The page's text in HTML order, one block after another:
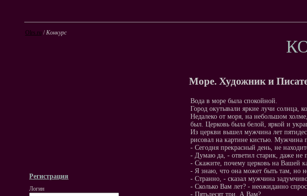
Olrs.ru /Конкурс
Регистрация
Логин
Море. Художник и
Вода в море была спокойной.
Город окутывали яркие лучи солнца,
Недалеко от моря, на небольшом
был. Церковь была белой, яркой и
Из церкви вышел мужчина лет
рисовал на картине кистью. Мужчина
- Сегодня прекрасный день, не
- Думаю да, - ответил старик, даже не
- Скажите, почему церковь на Вашей
- Я знаю, что она может быть там, но
- Странно, - сказал мужчина
- Сколько Вам лет? - неожиданно
- Пятьдесят три. А Вам?